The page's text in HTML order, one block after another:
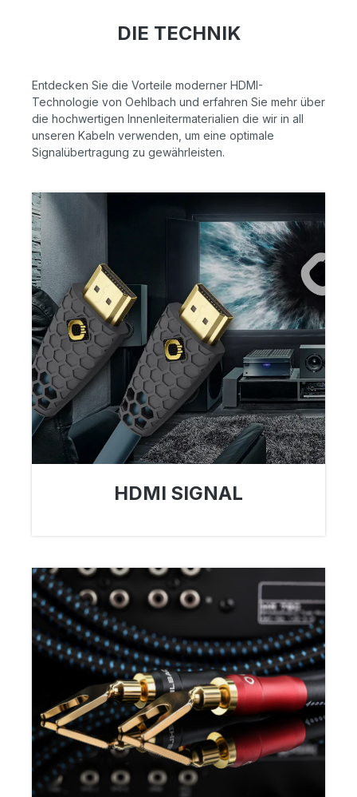
DIE TECHNIK
Entdecken Sie die Vorteile moderner HDMI-
Technologie von Oehlbach und erfahren Sie mehr über
die hochwertigen Innenleitermaterialien die wir in all
unseren Kabeln verwenden, um eine optimale
Signalübertragung zu gewährleisten.
HDMI SIGNAL